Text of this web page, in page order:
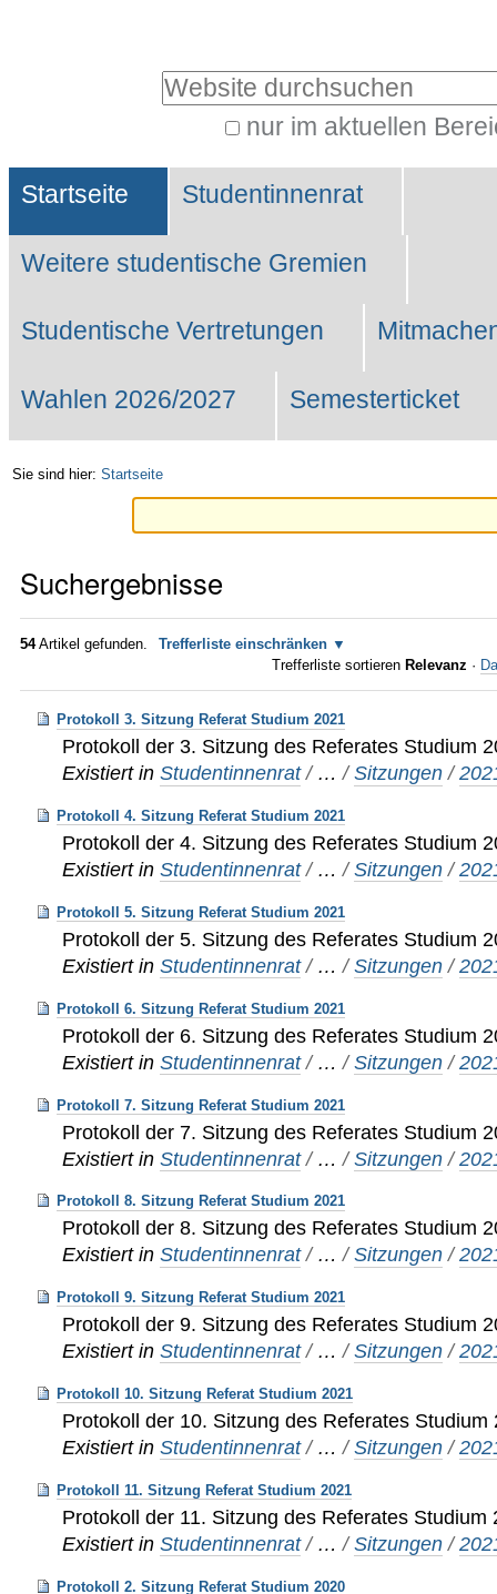
Website durchsuchen
nur im aktuellen
Suche…
Sektionen
Startseite Studentinnenrat
Weitere studentische Gremien
Studentische Vertretungen
Wahlen 2026/2027 Semesterticket
Sie sind hier: Startseite
Suchergebnisse
54Artikel gefunden.
Trefferliste einschränken
Trefferliste sortieren Relevanz ·
Protokoll 3. Sitzung Referat Studium 2021
Protokoll der 3. Sitzung des Referates Studium
Existiert in Studentinnenrat / …/Sitzungen /
Protokoll 4. Sitzung Referat Studium 2021
Protokoll der 4. Sitzung des Referates Studium
Existiert in Studentinnenrat / …/Sitzungen /
Protokoll 5. Sitzung Referat Studium 2021
Protokoll der 5. Sitzung des Referates Studium
Existiert in Studentinnenrat / …/Sitzungen /
Protokoll 6. Sitzung Referat Studium 2021
Protokoll der 6. Sitzung des Referates Studium
Existiert in Studentinnenrat / …/Sitzungen /
Protokoll 7. Sitzung Referat Studium 2021
Protokoll der 7. Sitzung des Referates Studium
Existiert in Studentinnenrat / …/Sitzungen /
Protokoll 8. Sitzung Referat Studium 2021
Protokoll der 8. Sitzung des Referates Studium
Existiert in Studentinnenrat / …/Sitzungen /
Protokoll 9. Sitzung Referat Studium 2021
Protokoll der 9. Sitzung des Referates Studium
Existiert in Studentinnenrat / …/Sitzungen /
Protokoll 10. Sitzung Referat Studium 2021
Protokoll der 10. Sitzung des Referates Studium
Existiert in Studentinnenrat / …/Sitzungen /
Protokoll 11. Sitzung Referat Studium 2021
Protokoll der 11. Sitzung des Referates Studium
Existiert in Studentinnenrat / …/Sitzungen /
Protokoll 2. Sitzung Referat Studium 2020